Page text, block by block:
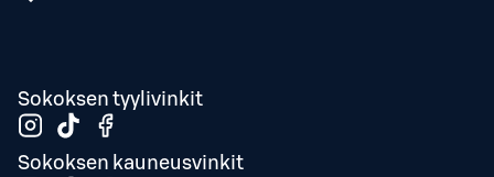
Sokoksen tyylivinkit
Sokoksen kauneusvinkit